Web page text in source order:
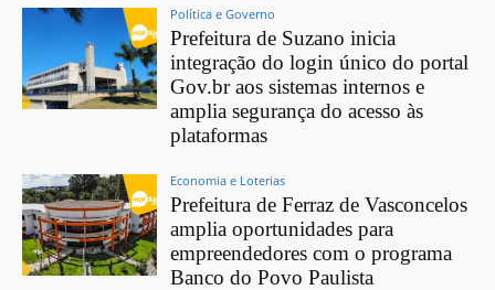
Política e Governo
Prefeitura de Suzano inicia
integração do login único do portal
Gov.br aos sistemas internos e
amplia segurança do acesso às
plataformas
Economia e Loterias
Prefeitura de Ferraz de Vasconcelos
amplia oportunidades para
empreendedores com o programa
Banco do Povo Paulista